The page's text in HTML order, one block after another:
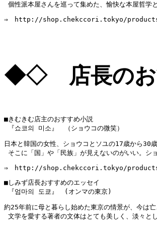
個性派本屋さんを巡って集めた、愉快な本屋哲学
⇒　http://shop.chekccori.tokyo/
◆◇ 店長の
■きむきむ店主のおすすめ小説
『쇼코의 미소』　（ショウコの微笑）
日本と韓国の女性、ショウコとソユの17歳から30
そこに「国」や「民族」が見えないのがいい。シ
⇒　http://shop.chekccori.tokyo/
■しみず店長おすすめのエッセイ
『엄마의 도쿄』　(オンマの東京)
約25年前に母と暮らし始めた東京の情景が、今は
文学を愛する著者の文体はとても美しく、淡々と